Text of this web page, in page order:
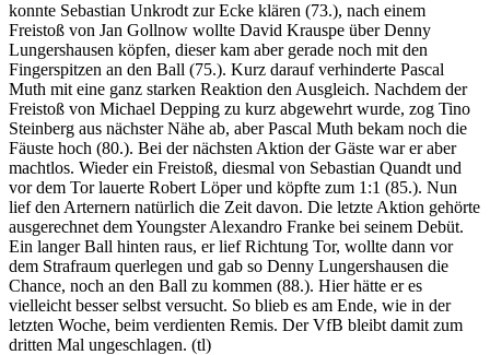
konnte Sebastian Unkrodt zur Ecke klären (73.), nach einem
Freistoß von Jan Gollnow wollte David Krauspe über Denny
Lungershausen köpfen, dieser kam aber gerade noch mit den
Fingerspitzen an den Ball (75.). Kurz darauf verhinderte Pascal
Muth mit eine ganz starken Reaktion den Ausgleich. Nachdem der
Freistoß von Michael Depping zu kurz abgewehrt wurde, zog Tino
Steinberg aus nächster Nähe ab, aber Pascal Muth bekam noch die
Fäuste hoch (80.). Bei der nächsten Aktion der Gäste war er aber
machtlos. Wieder ein Freistoß, diesmal von Sebastian Quandt und
vor dem Tor lauerte Robert Löper und köpfte zum 1:1 (85.). Nun
lief den Arternern natürlich die Zeit davon. Die letzte Aktion gehörte
ausgerechnet dem Youngster Alexandro Franke bei seinem Debüt.
Ein langer Ball hinten raus, er lief Richtung Tor, wollte dann vor
dem Strafraum querlegen und gab so Denny Lungershausen die
Chance, noch an den Ball zu kommen (88.). Hier hätte er es
vielleicht besser selbst versucht. So blieb es am Ende, wie in der
letzten Woche, beim verdienten Remis. Der VfB bleibt damit zum
dritten Mal ungeschlagen. (tl)